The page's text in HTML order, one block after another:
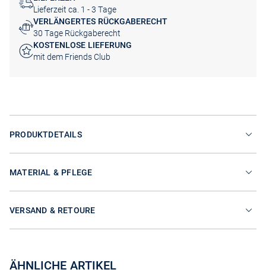
Lieferzeit ca. 1 - 3 Tage
VERLÄNGERTES RÜCKGABERECHT
30 Tage Rückgaberecht
KOSTENLOSE LIEFERUNG
mit dem Friends Club
PRODUKTDETAILS
MATERIAL & PFLEGE
VERSAND & RETOURE
ÄHNLICHE ARTIKEL